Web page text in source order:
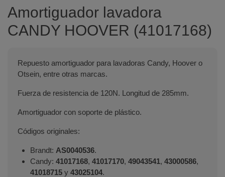
Amortiguador lavadora
CANDY HOOVER (41017168)
Repuesto amortiguador para lavadoras Candy, Hoover o
Otsein, entre otras marcas.
Fuerza de resistencia de 120N. Longitud de 285mm.
Amortiguador con soporte de plástico.
Códigos originales:
Brandt: AS0040536.
Candy: 41017168, 41017170, 49043541, 43000586,
41018715 y 43025104.